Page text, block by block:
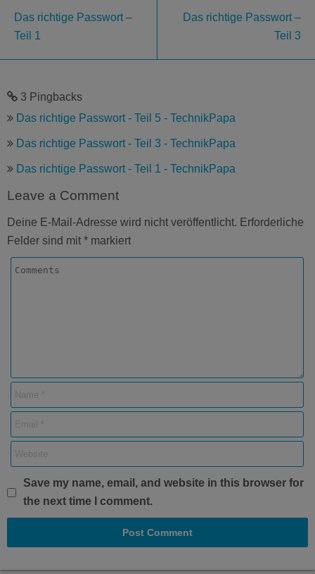
Das richtige Passwort –
Teil 1
Das richtige Passwort –
Teil 3
3 Pingbacks
Das richtige Passwort - Teil 5 - TechnikPapa
Das richtige Passwort - Teil 3 - TechnikPapa
Das richtige Passwort - Teil 1 - TechnikPapa
Leave a Comment
Deine E-Mail-Adresse wird nicht veröffentlicht. Erforderliche
Felder sind mit * markiert
Save my name, email, and website in this browser for
the next time I comment.